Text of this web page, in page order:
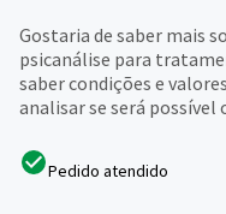
Gostaria de saber mais
psicanálise para
saber condições e
analisar se será
Pedido atendido